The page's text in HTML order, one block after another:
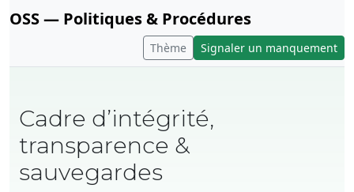
OSS — Politiques & Procédures
Thème Signaler un manquement
Cadre d’intégrité,
transparence &
sauvegardes